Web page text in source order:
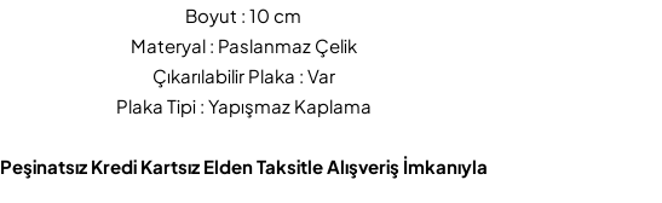
Boyut : 10 cm
Materyal : Paslanmaz Çelik
Çıkarılabilir Plaka : Var
Plaka Tipi : Yapışmaz Kaplama
Peşinatsız Kredi Kartsız Elden Taksitle Alışveriş İmkanıyla